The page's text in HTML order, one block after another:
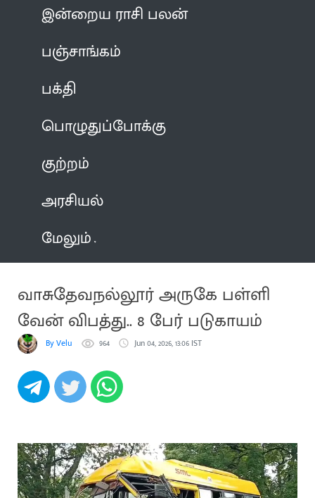
இன்றைய ராசி பலன்
பஞ்சாங்கம்
பக்தி
பொழுதுப்போக்கு
குற்றம்
அரசியல்
மேலும்
வாசுதேவநல்லூர் அருகே பள்ளி
வேன் விபத்து.. 8 பேர் படுகாயம்
By Velu 964 Jun 04, 2026, 13:06 IST